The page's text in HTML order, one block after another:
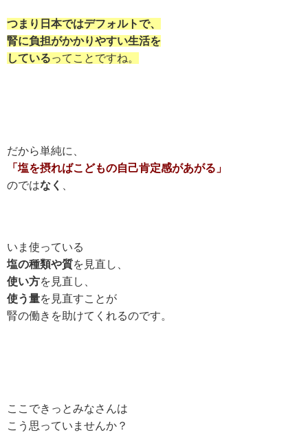
つまり日本ではデフォルトで、
腎に負担がかかりやすい生活を
しているってことですね。
だから単純に、
「塩を摂ればこどもの自己肯定感があがる」
のではなく 、
いま使っている
塩の種類や質を見直し、
使い方を見直し、
使う量を見直すことが
腎の働きを助けてくれるのです。
ここできっとみなさんは
こう思っていませんか？